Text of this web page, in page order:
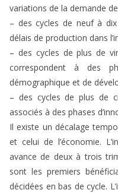
variations de la demande
– des cycles de neuf à
délais de production dans
– des cycles de plus de
correspondent à des
démographique et de
– des cycles de plus de
associés à des phases
Il existe un décalage
et celui de l’économie.
avance de deux à trois
sont les premiers
décidées en bas de cycle.